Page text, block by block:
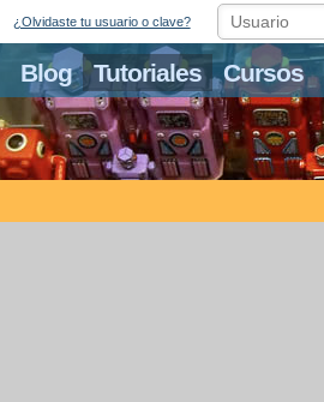
Blog Tutoriales Cursos
¿Olvidaste tu usuario o clave?